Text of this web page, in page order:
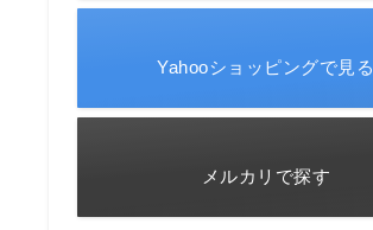
Yahooショッピングで見る
メルカリで探す